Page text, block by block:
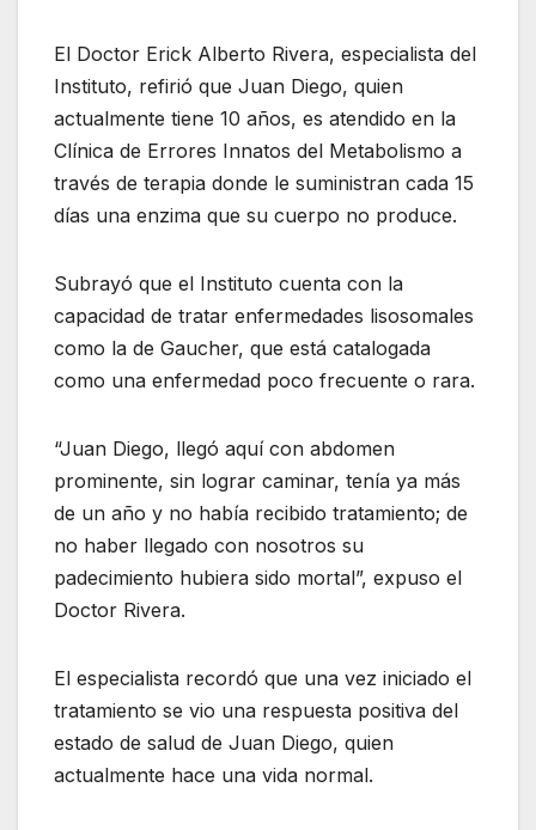
El Doctor Erick Alberto Rivera, especialista del
Instituto, refirió que Juan Diego, quien
actualmente tiene 10 años, es atendido en la
Clínica de Errores Innatos del Metabolismo a
través de terapia donde le suministran cada 15
días una enzima que su cuerpo no produce.
Subrayó que el Instituto cuenta con la
capacidad de tratar enfermedades lisosomales
como la de Gaucher, que está catalogada
como una enfermedad poco frecuente o rara.
“Juan Diego, llegó aquí con abdomen
prominente, sin lograr caminar, tenía ya más
de un año y no había recibido tratamiento; de
no haber llegado con nosotros su
padecimiento hubiera sido mortal”, expuso el
Doctor Rivera.
El especialista recordó que una vez iniciado el
tratamiento se vio una respuesta positiva del
estado de salud de Juan Diego, quien
actualmente hace una vida normal.